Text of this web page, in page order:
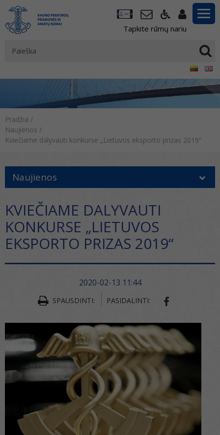
Tapkite rūmų nariu
Pradžia /
Naujienos /
Kviečiame dalyvauti konkurse „Lietuvos eksporto prizas 2019“
Naujienos
KVIEČIAME DALYVAUTI
KONKURSE „LIETUVOS
EKSPORTO PRIZAS 2019“
2020-02-13 11:44
SPAUSDINTI: PASIDALINTI: